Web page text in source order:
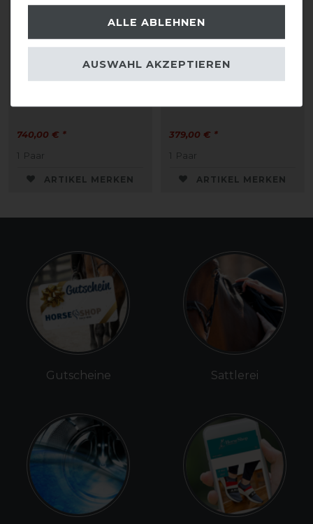
DeNiro Dressurstiefel
740,00 € *
1 Paar
ARTIKEL MERKEN
DeNiro Reitstiefel
379,00 € *
1 Paar
ARTIKEL MERKEN
Gutscheine Sattlerei
ALLE ABLEHNEN
AUSWAHL AKZEPTIEREN